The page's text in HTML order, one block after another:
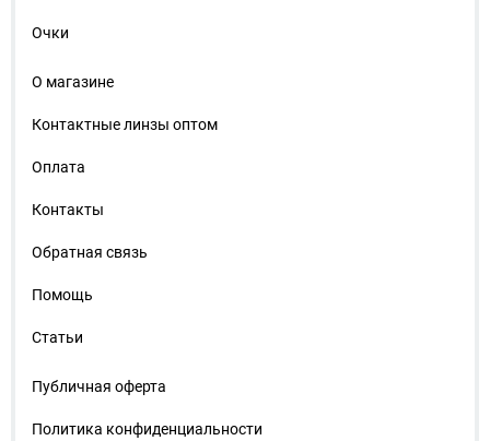
Очки
О магазине
Контактные линзы оптом
Оплата
Контакты
Обратная связь
Помощь
Статьи
Публичная оферта
Политика конфиденциальности